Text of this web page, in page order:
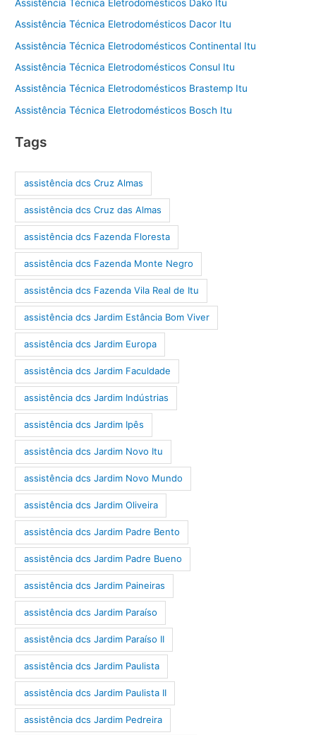
Assistência Técnica Eletrodomésticos Dako Itu
Assistência Técnica Eletrodomésticos Dacor Itu
Assistência Técnica Eletrodomésticos Continental Itu
Assistência Técnica Eletrodomésticos Consul Itu
Assistência Técnica Eletrodomésticos Brastemp Itu
Assistência Técnica Eletrodomésticos Bosch Itu
Tags
assistência dcs Cruz Almas
assistência dcs Cruz das Almas
assistência dcs Fazenda Floresta
assistência dcs Fazenda Monte Negro
assistência dcs Fazenda Vila Real de Itu
assistência dcs Jardim Estância Bom Viver
assistência dcs Jardim Europa
assistência dcs Jardim Faculdade
assistência dcs Jardim Indústrias
assistência dcs Jardim Ipês
assistência dcs Jardim Novo Itu
assistência dcs Jardim Novo Mundo
assistência dcs Jardim Oliveira
assistência dcs Jardim Padre Bento
assistência dcs Jardim Padre Bueno
assistência dcs Jardim Paineiras
assistência dcs Jardim Paraíso
assistência dcs Jardim Paraíso II
assistência dcs Jardim Paulista
assistência dcs Jardim Paulista II
assistência dcs Jardim Pedreira